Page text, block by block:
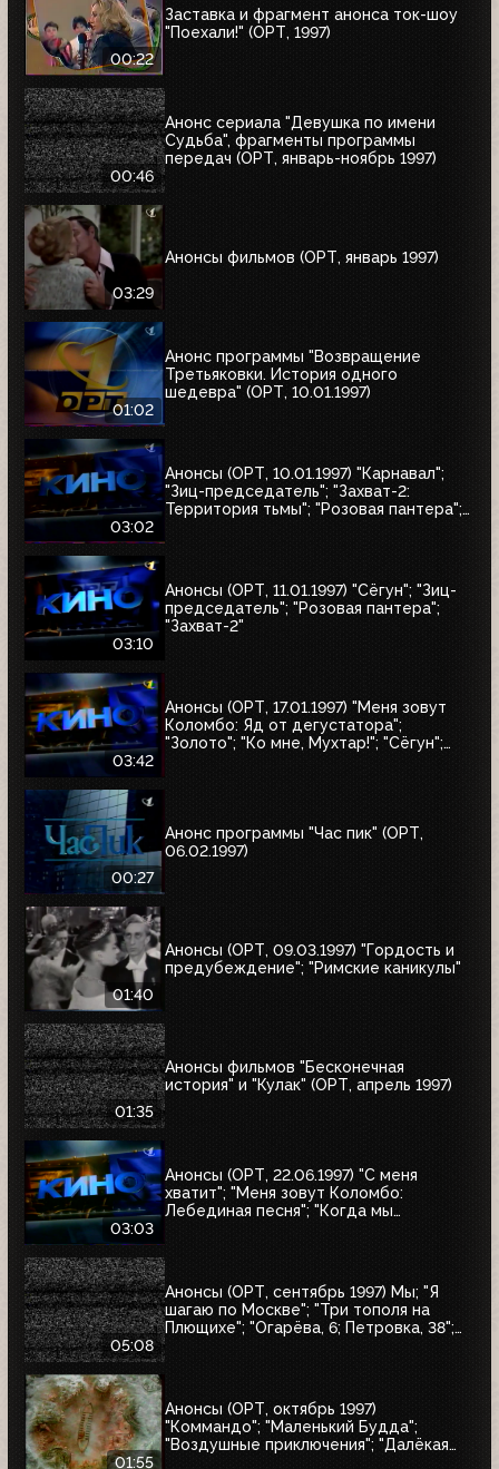
00:22
Заставка и фрагмент анонса ток-шоу
"Поехали!" (ОРТ, 1997)
00:46
Анонс сериала "Девушка по имени
Судьба", фрагменты программы
передач (ОРТ, январь-ноябрь 1997)
03:29
Анонсы фильмов (ОРТ, январь 1997)
01:02
Анонс программы "Возвращение
Третьяковки. История одного
шедевра" (ОРТ, 10.01.1997)
03:02
Анонсы (ОРТ, 10.01.1997) "Карнавал";
"Зиц-председатель"; "Захват-2:
Территория тьмы"; "Розовая пантера";
03:10
Анонсы (ОРТ, 11.01.1997) "Сёгун"; "Зиц-
председатель"; "Розовая пантера";
"Захват-2"
03:42
Анонсы (ОРТ, 17.01.1997) "Меня зовут
Коломбо: Яд от дегустатора";
"Золото"; "Ко мне, Мухтар!"; "Сёгун";
00:27
Анонс программы "Час пик" (ОРТ,
06.02.1997)
01:40
Анонсы (ОРТ, 09.03.1997) "Гордость и
предубеждение"; "Римские каникулы"
01:35
Анонсы фильмов "Бесконечная
история" и "Кулак" (ОРТ, апрель 1997)
03:03
Анонсы (ОРТ, 22.06.1997) "С меня
хватит"; "Меня зовут Коломбо:
Лебединая песня"; "Когда мы
05:08
Анонсы (ОРТ, сентябрь 1997) Мы; "Я
шагаю по Москве"; "Три тополя на
Плющихе"; "Огарёва, 6; Петровка, 38";
01:55
Анонсы (ОРТ, октябрь 1997)
"Коммандо"; "Маленький Будда";
"Воздушные приключения"; "Далёкая